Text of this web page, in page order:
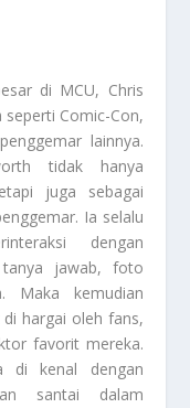
di MCU, Chris
Comic-Con,
lainnya.
tidak hanya
juga sebagai
Ia selalu
dengan
tanya jawab, foto
Maka kemudian
hargai oleh fans,
favorit mereka.
di kenal dengan
santai dalam